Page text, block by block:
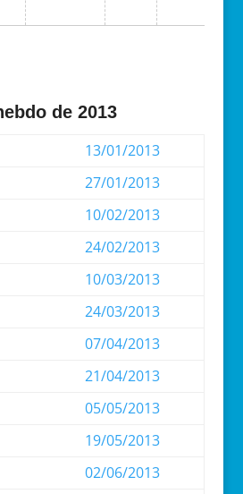
de 2013
13/01/2013
27/01/2013
10/02/2013
24/02/2013
10/03/2013
24/03/2013
07/04/2013
21/04/2013
05/05/2013
19/05/2013
02/06/2013